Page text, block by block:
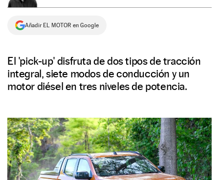
Añadir EL MOTOR en Google
El 'pick-up' disfruta de dos tipos de tracción
integral, siete modos de conducción y un
motor diésel en tres niveles de potencia.